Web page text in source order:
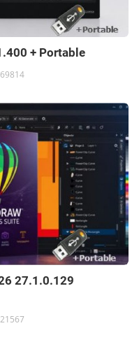
+ Portable
69814
27.1.0.129
21567